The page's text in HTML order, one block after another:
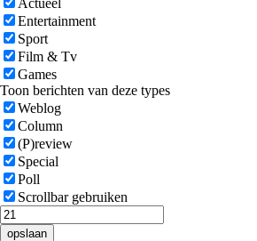
Actueel
Entertainment
Sport
Film & Tv
Games
Toon berichten van deze types
Weblog
Column
(P)review
Special
Poll
Scrollbar gebruiken
opslaan